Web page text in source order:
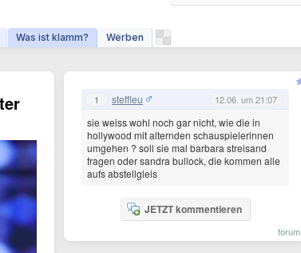
Was ist klamm? Werben
1 steffleu 12.06. um 21:07
sie weiss wohl noch gar nicht, wie die in
hollywood mit alternden schauspielerinnen
umgehen ? soll sie mal barbara streisand
fragen oder sandra bullock, die kommen alle
aufs abstellgleis
JETZT kommentieren
forum